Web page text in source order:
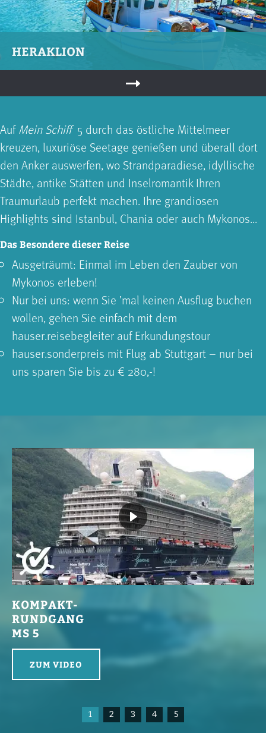
HERAKLION
AufMein Schiff 5 durch das östliche Mittel­meer
kreuzen, luxuriöse Seetage genießen und überall dort
den Anker auswerfen, wo Strandparadiese, idyllische
Städte, antike Stätten und Inselromantik Ihren
Traumurlaub perfekt machen. Ihre grandiosen
Highlights sind Istanbul, Chania oder auch Mykonos...
Das Besondere dieser Reise
Ausgeträumt: Einmal im Leben den Zauber von
Mykonos erleben!
Nur bei uns: wenn Sie ʼmal keinen Ausflug buchen
wollen, gehen Sie einfach mit dem
hauser.reisebegleiter auf Erkundungstour
hauser.sonderpreis mit Flug ab Stuttgart – nur bei
uns sparen Sie bis zu € 280,-!
KOMPAKT-
RUNDGANG
MS 5
ZUM VIDEO
1 2 3 4 5